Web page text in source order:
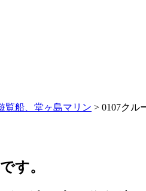
覧船、堂ヶ島マリン > 0107クル
す。